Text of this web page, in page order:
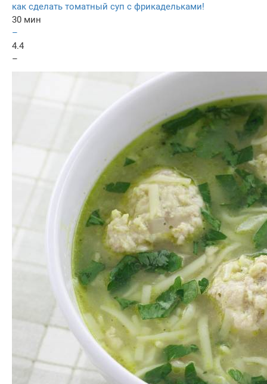
как сделать томатный суп с фрикадельками!
30 мин
–
4.4
–